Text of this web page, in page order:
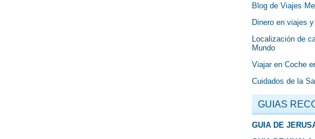
Blog de Viajes
Dinero en viajes
Localización de
Mundo
Viajar en Coche
Cuidados de la
GUIAS
GUIA DE